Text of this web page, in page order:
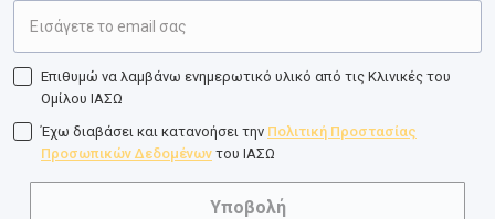
Επιθυμώ να λαμβάνω ενημερωτικό υλικό από τις Κλινικές του
Ομίλου ΙΑΣΩ
Έχω διαβάσει και κατανοήσει την Πολιτική Προστασίας
Προσωπικών Δεδομένων του ΙΑΣΩ
Υποβολή